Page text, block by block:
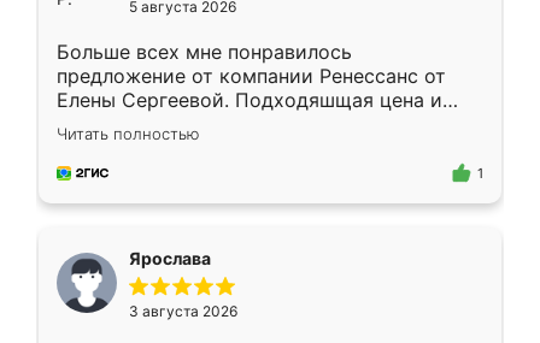
5 августа 2026
Больше всех мне понравилось
предложение от компании Ренессанс от
Елены Сергеевой. Подходяшщая цена и
короткие сроки изготовления. Приехавший
для замера сотрудник Владислав
предложил по моему эскизу самый
Читать полностью
1
Ярослава
3 августа 2026